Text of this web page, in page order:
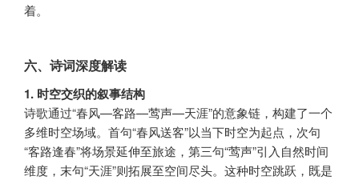
着。
六、诗词深度解读
1. 时空交织的叙事结构
诗歌通过“春风—客路—莺声—天涯”的意象链，构建了一个
多维时空场域。首句“春风送客”以当下时空为起点，次句
“客路逢春”将场景延伸至旅途，第三句“莺声”引入自然时间
维度，末句“天涯”则拓展至空间尽头。这种时空跳跃，既是